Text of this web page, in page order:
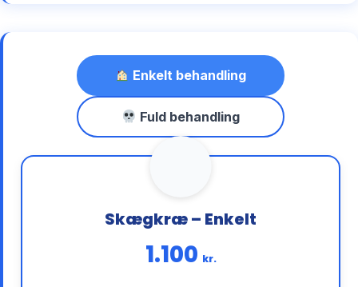
Enkelt behandling
Fuld behandling
Skægkræ – Enkelt
1.100 kr.